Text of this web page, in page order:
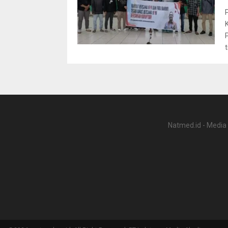
Natmed.id -